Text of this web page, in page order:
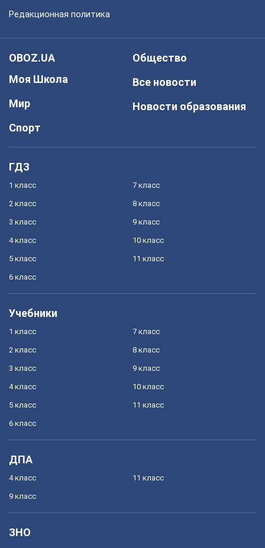
Редакционная политика
OBOZ.UA
Моя Школа
Мир
Спорт
Общество
Все новости
Новости образования
ГДЗ
1 класс
2 класс
3 класс
4 класс
5 класс
6 класс
7 класс
8 класс
9 класс
10 класс
11 класс
Учебники
1 класс
2 класс
3 класс
4 класс
5 класс
6 класс
7 класс
8 класс
9 класс
10 класс
11 класс
ДПА
4 класс
9 класс
11 класс
ЗНО